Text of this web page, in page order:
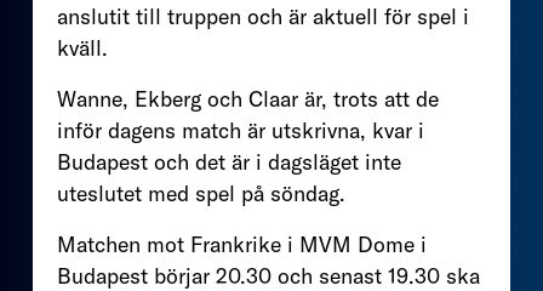
anslutit till truppen och är aktuell för spel i
kväll.
Wanne, Ekberg och Claar är, trots att de
inför dagens match är utskrivna, kvar i
Budapest och det är i dagsläget inte
uteslutet med spel på söndag.
Matchen mot Frankrike i MVM Dome i
Budapest börjar 20.30 och senast 19.30 ska